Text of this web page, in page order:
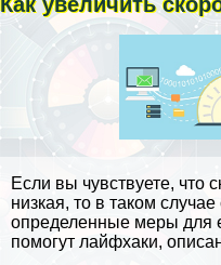
Если вы чувствуете, что
низкая, то в таком
определенные меры для
помогут лайфхаки,